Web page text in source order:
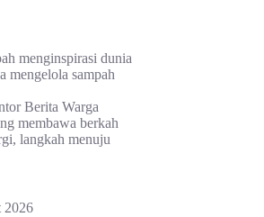
menginspirasi dunia
mengelola sampah
Berita Warga
membawa berkah
langkah menuju
2026